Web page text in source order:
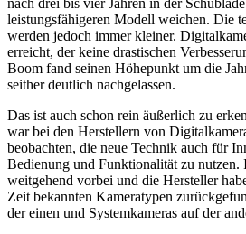
leistungsfähigeren Modell weichen. Die
werden jedoch immer kleiner.
erreicht, der keine drastischen
Boom fand seinen Höhepunkt um die
seither deutlich nachgelassen.
Das ist auch schon rein äußerlich zu
war bei den Herstellern von
beobachten, die neue Technik auch für
Bedienung und Funktionalität zu nutzen.
weitgehend vorbei und die Hersteller
Zeit bekannten Kameratypen
der einen und Systemkameras auf der